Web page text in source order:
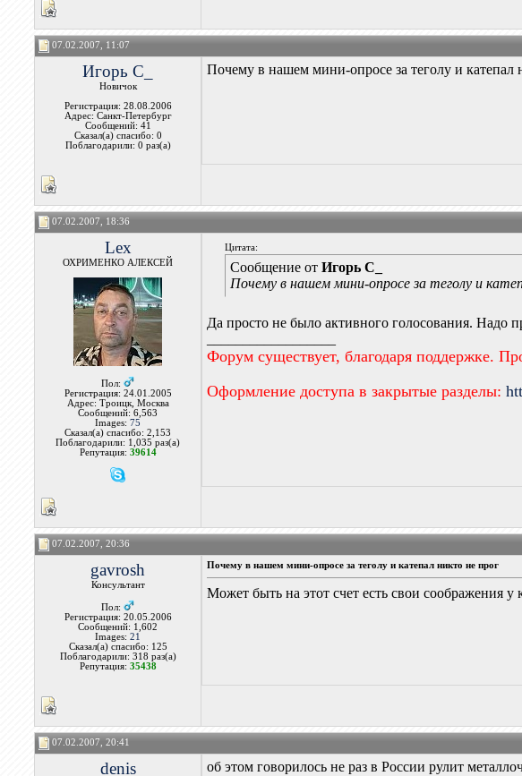
07.02.2007, 11:07
Игорь С_
Новичок
Регистрация: 28.08.2006
Адрес: Санкт-Петербург
Сообщений: 41
Сказал(а) спасибо: 0
Поблагодарили: 0 раз(а)
Почему в нашем мини-опросе за теголу и катепал
07.02.2007, 18:36
Lex
ОХРИМЕНКО АЛЕКСЕЙ
Пол:
Регистрация: 24.01.2005
Адрес: Троицк, Москва
Сообщений: 6,563
Images:75
Сказал(а) спасибо: 2,153
Поблагодарили: 1,035 раз(а)
Репутация: 39614
Цитата:
Сообщение отИгорь С_
Почему в нашем мини-опросе за теголу и
Да просто не было активного голосования. Надо
Форум существует, благодаря поддержке.
Оформление доступа в закрытые разделы:
07.02.2007, 20:36
gavrosh
Консультант
Пол:
Регистрация: 20.05.2006
Сообщений: 1,602
Images:21
Сказал(а) спасибо: 125
Поблагодарили: 318 раз(а)
Репутация: 35438
Почему в нашем мини-опросе за теголу и катепал никто не прог
Может быть на этот счет есть свои соображения у
07.02.2007, 20:41
denis об этом говорилось не раз в России рулит